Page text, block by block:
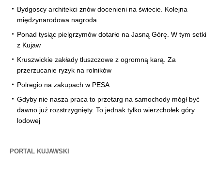
Bydgoscy architekci znów docenieni na świecie. Kolejna
międzynarodowa nagroda
Ponad tysiąc pielgrzymów dotarło na Jasną Górę. W tym setki
z Kujaw
Kruszwickie zakłady tłuszczowe z ogromną karą. Za
przerzucanie ryzyk na rolników
Polregio na zakupach w PESA
Gdyby nie nasza praca to przetarg na samochody mógł być
dawno już rozstrzygnięty. To jednak tylko wierzchołek góry
lodowej
PORTAL KUJAWSKI